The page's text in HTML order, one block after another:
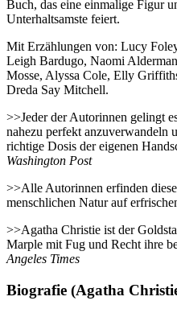
Buch, das eine einmalige Figur
Unterhaltsamste feiert.
Mit Erzählungen von: Lucy
Leigh Bardugo, Naomi
Mosse, Alyssa Cole, Elly
Dreda Say Mitchell.
>>Jeder der Autorinnen gelingt
nahezu perfekt anzuverwandeln
richtige Dosis der eigenen
Washington Post
>>Alle Autorinnen erfinden
menschlichen Natur auf
>>Agatha Christie ist der
Marple mit Fug und Recht ihre
Angeles Times
Biografie (Agatha